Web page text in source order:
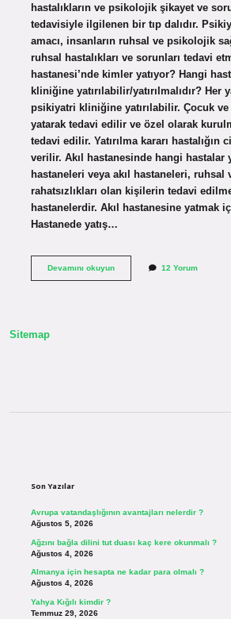
hastalıkların ve psikolojik şikayet ve
tedavisiyle ilgilenen bir tıp dalıdır.
amacı, insanların ruhsal ve psikolojik
ruhsal hastalıkları ve sorunları tedavi
hastanesi’nde kimler yatıyor? Hangi
kliniğine yatırılabilir/yatırılmalıdır? Her
psikiyatri kliniğine yatırılabilir. Çocuk
yatarak tedavi edilir ve özel olarak
tedavi edilir. Yatırılma kararı hastalığın
verilir. Akıl hastanesinde hangi hastalar
hastaneleri veya akıl hastaneleri, ruhsal
rahatsızlıkları olan kişilerin tedavi
hastanelerdir. Akıl hastanesine yatmak
Hastanede yatış…
Devamını okuyunKimler
12 Yorum
Sitemap
Son Yazılar
Avrupa vatandaşlığının avantajları nelerdir ?
Ağustos 5, 2026
Ağzını bağla dilini tut duası kaç kere okunmalı ?
Ağustos 4, 2026
Almanya için hesapta ne kadar para olmalı ?
Ağustos 4, 2026
Yahya Kığılı kimdir ?
Temmuz 29, 2026